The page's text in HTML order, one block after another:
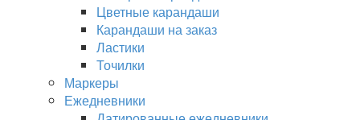
Цветные карандаши
Карандаши на заказ
Ластики
Точилки
Маркеры
Ежедневники